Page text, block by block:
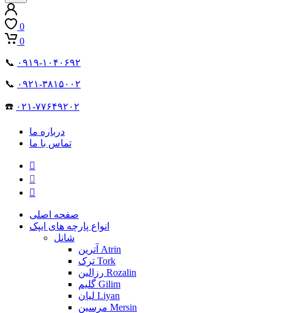
0
0
📞 ۰۹۱۹-۱۰۴۰۶۹۲
📞 ۰۹۲۱-۳۸۱۵۰۰۲
☎️ ۰۲۱-۷۷۶۴۹۲۰۲
درباره ما
تماس با ما
صفحه اصلی
انواع پارچه های ایپک
شانل
آترین Atrin
ترک Tork
رزالین Rozalin
گلیم Gilim
لیان Liyan
مرسین Mersin